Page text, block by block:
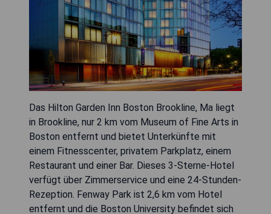
Das Hilton Garden Inn Boston Brookline, Ma liegt
in Brookline, nur 2 km vom Museum of Fine Arts in
Boston entfernt und bietet Unterkünfte mit
einem Fitnesscenter, privatem Parkplatz, einem
Restaurant und einer Bar. Dieses 3-Sterne-Hotel
verfügt über Zimmerservice und eine 24-Stunden-
Rezeption. Fenway Park ist 2,6 km vom Hotel
entfernt und die Boston University befindet sich